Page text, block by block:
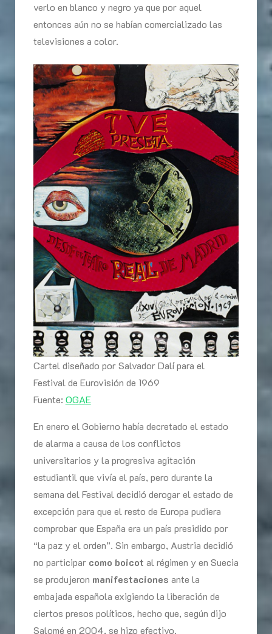
verlo en blanco y negro ya que por aquel
entonces aún no se habían comercializado las
televisiones a color.
Cartel diseñado por Salvador Dalí para el
Festival de Eurovisión de 1969
Fuente: OGAE
En enero el Gobierno había decretado el estado
de alarma a causa de los conflictos
universitarios y la progresiva agitación
estudiantil que vivía el país, pero durante la
semana del Festival decidió derogar el estado de
excepción para que el resto de Europa pudiera
comprobar que España era un país presidido por
“la paz y el orden”. Sin embargo, Austria decidió
no participar como boicot al régimen y en Suecia
se produjeron manifestaciones ante la
embajada española exigiendo la liberación de
ciertos presos políticos, hecho que, según dijo
Salomé en 2004, se hizo efectivo.